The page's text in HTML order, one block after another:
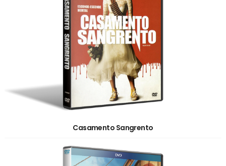
Casamento Sangrento